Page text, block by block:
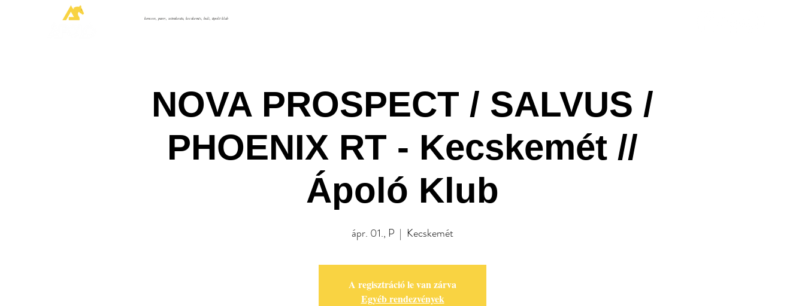
koncert, party, szórakozás, kecskemét, buli, ápoló klub
NOVA PROSPECT / SALVUS /
PHOENIX RT - Kecskemét //
Ápoló Klub
ápr. 01., P
  |
Kecskemét
A regisztráció le van zárva
Egyéb rendezvények